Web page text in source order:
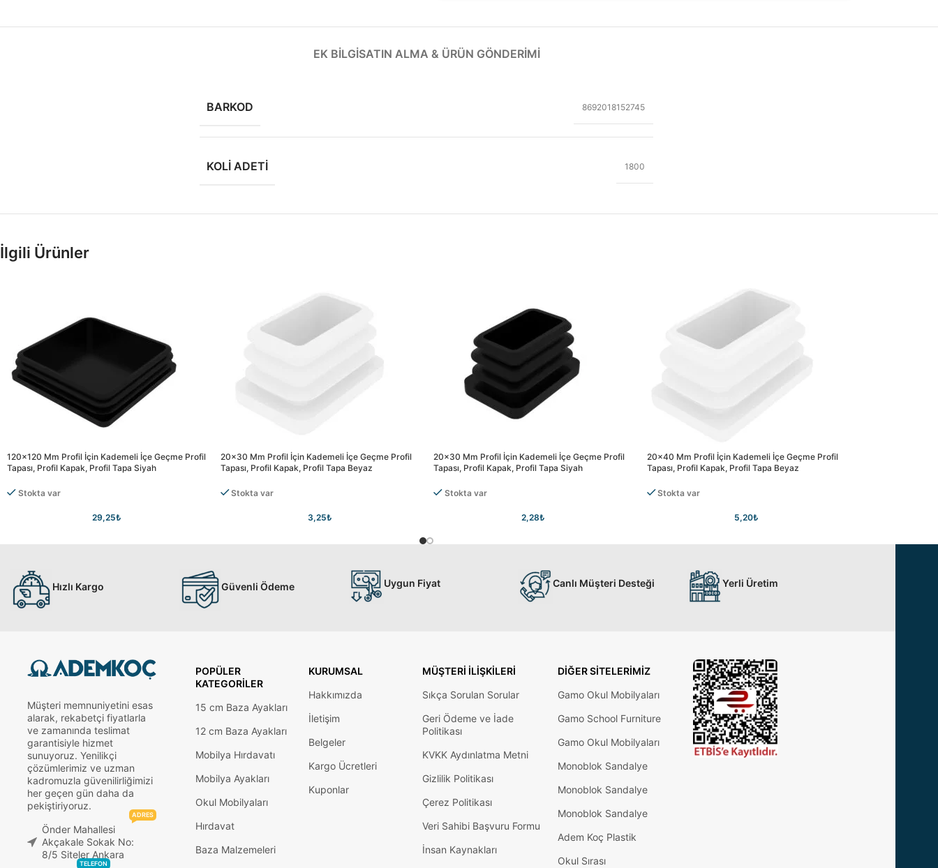
EK BILGISATIN ALMA & ÜRÜN GÖNDERIMI
BARKOD 8692018152745
KOLI ADETI 1800
İlgili Ürünler
120×120 Mm Profil İçin Kademeli İçe Geçme Profil
Tapası, Profil Kapak, Profil Tapa Siyah
Stokta var
29,25₺
20×30 Mm Profil İçin Kademeli İçe Geçme Profil
Tapası, Profil Kapak, Profil Tapa Beyaz
Stokta var
3,25₺
20×30 Mm Profil İçin Kademeli İçe Geçme Profil
Tapası, Profil Kapak, Profil Tapa Siyah
Stokta var
2,28₺
20×40 Mm Profil İçin Kademeli İçe Geçme Profil
Tapası, Profil Kapak, Profil Tapa Beyaz
Stokta var
5,20₺
Hızlı Kargo Güvenli Ödeme Uygun Fiyat Canlı Müşteri Desteği Yerli Üretim
Müşteri memnuniyetini esas
alarak, rekabetçi fiyatlarla
ve zamanında teslimat
garantisiyle hizmet
sunuyoruz. Yenilikçi
çözümlerimiz ve uzman
kadromuzla güvenilirliğimizi
her geçen gün daha da
pekiştiriyoruz.
Önder Mahallesi
Akçakale Sokak No:
8/5 Siteler Ankara
ADRES
TELEFON
POPÜLER
KATEGORILER
15 cm Baza Ayakları
12 cm Baza Ayakları
Mobilya Hırdavatı
Mobilya Ayakları
Okul Mobilyaları
Hırdavat
Baza Malzemeleri
KURUMSAL
Hakkımızda
İletişim
Belgeler
Kargo Ücretleri
Kuponlar
MÜŞTERI İLIŞKILERI
Sıkça Sorulan Sorular
Geri Ödeme ve İade
Politikası
KVKK Aydınlatma Metni
Gizlilik Politikası
Çerez Politikası
Veri Sahibi Başvuru Formu
İnsan Kaynakları
DIĞER SITELERIMIZ
Gamo Okul Mobilyaları
Gamo School Furniture
Gamo Okul Mobilyaları
Monoblok Sandalye
Monoblok Sandalye
Monoblok Sandalye
Adem Koç Plastik
Okul Sırası